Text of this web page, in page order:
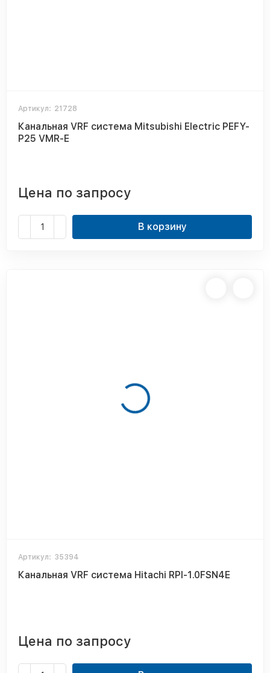
Артикул: 21728
Канальная VRF система Mitsubishi Electric PEFY-
P25 VMR-E
Цена по запросу
В корзину
Артикул: 35394
Канальная VRF система Hitachi RPI-1.0FSN4E
Цена по запросу